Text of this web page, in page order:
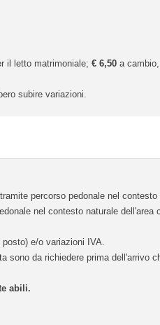
il letto matrimoniale; € 6,50a cambio,
subire variazioni.
percorso pedonale nel
nel contesto naturale dell'area
e/o variazioni IVA.
sono da richiedere prima dell'arrivo
abili.